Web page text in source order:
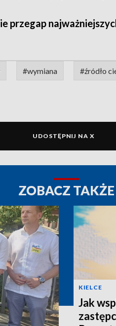
przegap
#wymiana #źródło
UDOSTĘPNIJ NA X
ZOBACZ TAKŻE
KIELCE
Jak